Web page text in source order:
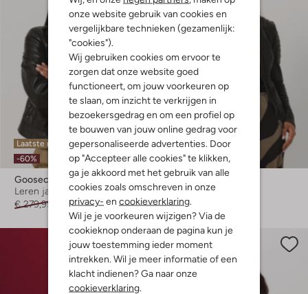
onze website gebruik van cookies en
vergelijkbare technieken (gezamenlijk:
"cookies").
Wij gebruiken cookies om ervoor te
zorgen dat onze website goed
functioneert, om jouw voorkeuren op
te slaan, om inzicht te verkrijgen in
bezoekersgedrag en om een profiel op
te bouwen van jouw online gedrag voor
gepersonaliseerde advertenties. Door
op "Accepteer alle cookies" te klikken,
ga je akkoord met het gebruik van alle
cookies zoals omschreven in onze
privacy- en cookieverklaring.
Wil je je voorkeuren wijzigen? Via de
cookieknop onderaan de pagina kun je
jouw toestemming ieder moment
intrekken. Wil je meer informatie of een
klacht indienen? Ga naar onze
cookieverklaring.
Laatste maten
-60%
Goosecraft
Leren jas
€ 279,95
€ 111,99
Laatste maten
-50%
Goosecraft
Leren jas
€ 279,95